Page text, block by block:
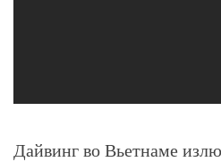
Дайвинг во Вьетнаме